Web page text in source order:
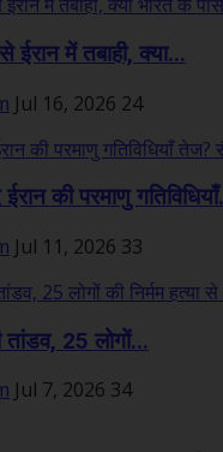
में तबाही, क्या...
Jul 16, 2026 24
की परमाणु
Jul 11, 2026 33
25 लोगों...
Jul 7, 2026 34